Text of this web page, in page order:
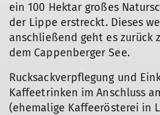
ein 100 Hektar großes
der Lippe erstreckt. Dieses
anschließend geht es zurück
dem Cappenberger See.
Rucksackverpflegung und
Kaffeetrinken im Anschluss
(ehemalige Kaffeerösterei in